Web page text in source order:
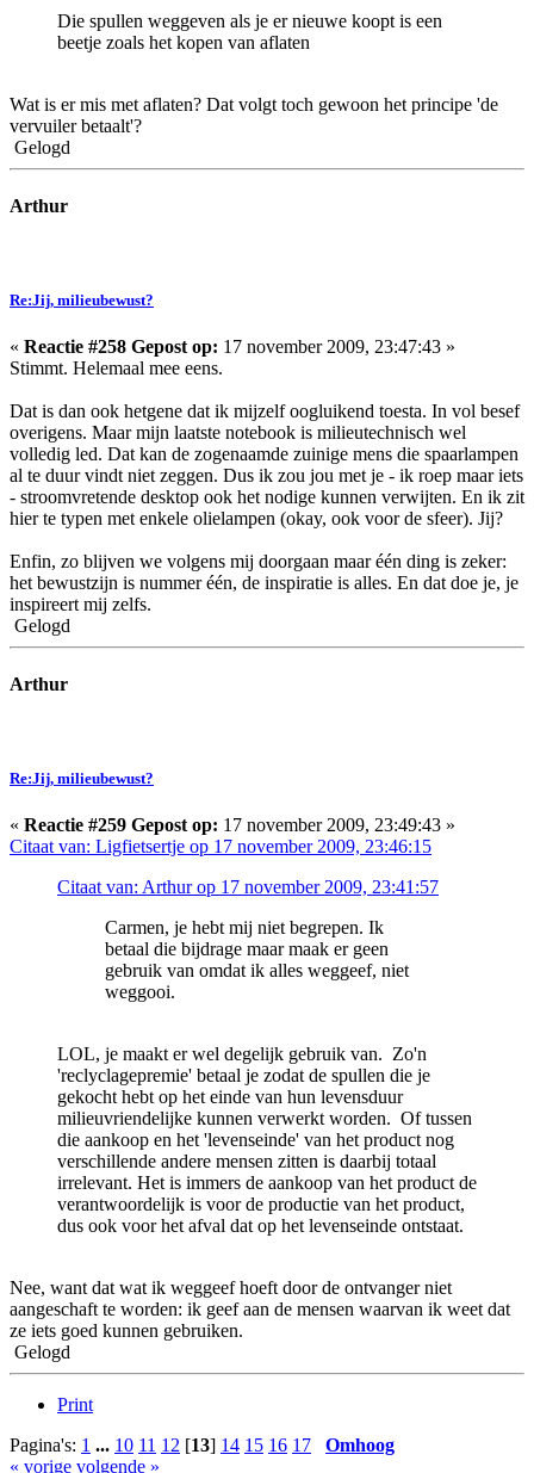
Die spullen weggeven als je er nieuwe koopt is een
beetje zoals het kopen van aflaten
Wat is er mis met aflaten? Dat volgt toch gewoon het principe 'de
vervuiler betaalt'?
Gelogd
Arthur
Re:Jij, milieubewust?
« Reactie #258 Gepost op: 17 november 2009, 23:47:43 »
Stimmt. Helemaal mee eens.
Dat is dan ook hetgene dat ik mijzelf oogluikend toesta. In vol besef
overigens. Maar mijn laatste notebook is milieutechnisch wel
volledig led. Dat kan de zogenaamde zuinige mens die spaarlampen
al te duur vindt niet zeggen. Dus ik zou jou met je - ik roep maar iets
- stroomvretende desktop ook het nodige kunnen verwijten. En ik zit
hier te typen met enkele olielampen (okay, ook voor de sfeer). Jij?
Enfin, zo blijven we volgens mij doorgaan maar één ding is zeker:
het bewustzijn is nummer één, de inspiratie is alles. En dat doe je, je
inspireert mij zelfs.
Gelogd
Arthur
Re:Jij, milieubewust?
« Reactie #259 Gepost op: 17 november 2009, 23:49:43 »
Citaat van: Ligfietsertje op 17 november 2009, 23:46:15
Citaat van: Arthur op 17 november 2009, 23:41:57
Carmen, je hebt mij niet begrepen. Ik
betaal die bijdrage maar maak er geen
gebruik van omdat ik alles weggeef, niet
weggooi.
LOL, je maakt er wel degelijk gebruik van. Zo'n
'reclyclagepremie' betaal je zodat de spullen die je
gekocht hebt op het einde van hun levensduur
milieuvriendelijke kunnen verwerkt worden. Of tussen
die aankoop en het 'levenseinde' van het product nog
verschillende andere mensen zitten is daarbij totaal
irrelevant. Het is immers de aankoop van het product de
verantwoordelijk is voor de productie van het product,
dus ook voor het afval dat op het levenseinde ontstaat.
Nee, want dat wat ik weggeef hoeft door de ontvanger niet
aangeschaft te worden: ik geef aan de mensen waarvan ik weet dat
ze iets goed kunnen gebruiken.
Gelogd
Print
Pagina's: 1 ... 10 11 12 [13] 14 15 16 17
Omhoog
« vorige volgende »